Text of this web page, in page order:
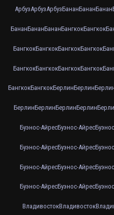
АрбузАрбузАрбузБананБананБанан
БананБананБананБангкокБангкок
БангкокБангкокБангкокБангкок
БангкокБангкокБангкокБангкок
БангкокБангкокБерлинБерлин
БерлинБерлинБерлинБерлин
Буэнос-АйресБуэнос-Айрес
Буэнос-АйресБуэнос-Айрес
Буэнос-АйресБуэнос-Айрес
Буэнос-АйресБуэнос-Айрес
ВладивостокВладивосток